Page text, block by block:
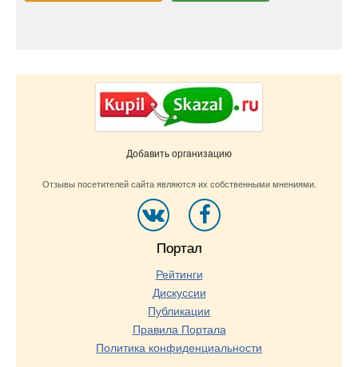
Добавить организацию
Отзывы посетителей сайта являются их собственными мнениями.
Портал
Рейтинги
Дискуссии
Публикации
Правила Портала
Политика конфиденциальности